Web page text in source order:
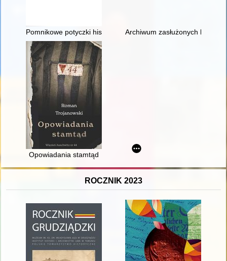
Pomnikowe potyczki historyka sztukiArchiwum zasłużonych
Opowiadania stamtąd
ROCZNIK 2023